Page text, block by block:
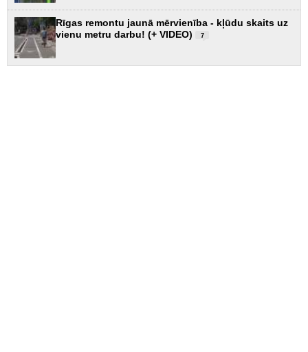
Rīgas remontu jaunā mērvienība - kļūdu skaits uz
vienu metru darbu! (+ VIDEO)
7